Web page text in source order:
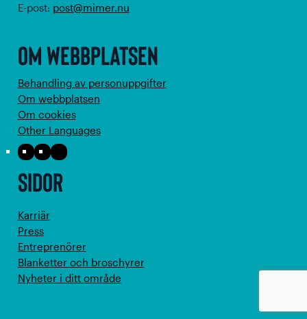
E-post: post@mimer.nu
Om webbplatsen
Behandling av personuppgifter
Om webbplatsen
Om cookies
Other Languages
Sidor
Karriär
Press
Entreprenörer
Blanketter och broschyrer
Nyheter i ditt område